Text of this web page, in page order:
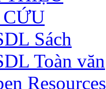
Sách
Toàn văn
Resources